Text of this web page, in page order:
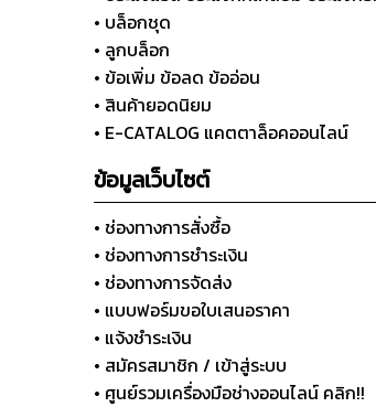
• บล็อกชุด
• ลูกบล็อก
• ข้อเพิ่ม ข้อลด ข้ออ่อน
• สินค้ายอดนิยม
• E-CATALOG แคตตาล็อคออนไลน์
ข้อมูลเว็บไซต์
• ช่องทางการสั่งซื้อ
• ช่องทางการชำระเงิน
• ช่องทางการจัดส่ง
• แบบฟอร์มขอใบเสนอราคา
• แจ้งชำระเงิน
• สมัครสมาชิก / เข้าสู่ระบบ
• ศูนย์รวมเครื่องมือช่างออนไลน์ คลิก!!